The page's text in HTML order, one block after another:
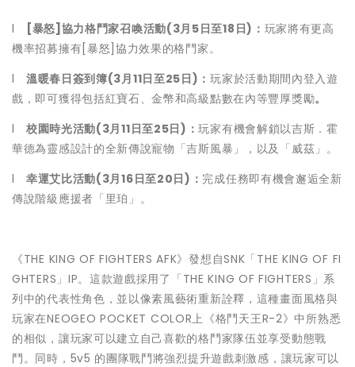
l [暴怒] 協力格鬥家召喚活動(3月 5日至18 日) ： 玩家將有更高
機率招募擁有[暴怒]協力效果的格鬥家。
l 溫暖春日簽到簿(3月11日至25日 ) ：玩家於活動期間內登入遊
戲，即可獲得包括紅寶石、金幣和高級點數在內等豐厚獎勵。
l 校園時光活動(3月11日至25日 ) ：玩家有機會解鎖以吉斯．霍
華德為靈感設計的全新傳說寵物「吉斯風暴」，以及「威茲」。
l 幸運艾比活動(3月16日至20日 ) ： 完成任務即有機會邂逅全新
傳說階級應援者「里珀」。
《THE KING OF FIGHTERS AFK》發想自SNK「THE KING OF FI
GHTERS」IP。這款遊戲採用了「THE KING OF FIGHTERS」系
列中的代表性角色，並以像素風藝術重新詮釋，這種畫面風格與
玩家在NEOGEO POCKET COLOR上《格鬥天王R-2》中所熟悉
的相似，讓玩家可以建立自己喜歡的格鬥家隊伍並享受動態戰
鬥。同時，5v5 的團隊戰鬥將強烈提升遊戲刺激感，讓玩家可以